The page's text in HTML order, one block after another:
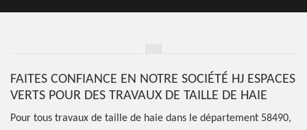
FAITES CONFIANCE EN NOTRE SOCIÉTÉ HJ ESPACES
VERTS POUR DES TRAVAUX DE TAILLE DE HAIE
Pour tous travaux de taille de haie dans le département 58490,